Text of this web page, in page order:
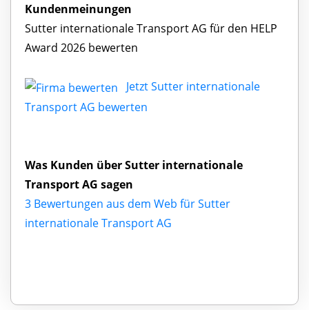
Kundenmeinungen
Sutter internationale Transport AG für den HELP
Award 2026 bewerten
Jetzt Sutter internationale
Transport AG bewerten
Was Kunden über Sutter internationale
Transport AG sagen
3 Bewertungen aus dem Web für Sutter
internationale Transport AG